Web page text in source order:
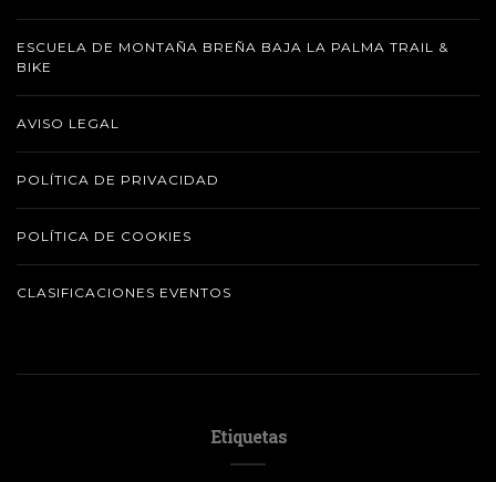
ESCUELA DE MONTAÑA BREÑA BAJA LA PALMA TRAIL &
BIKE
AVISO LEGAL
POLÍTICA DE PRIVACIDAD
POLÍTICA DE COOKIES
CLASIFICACIONES EVENTOS
Etiquetas